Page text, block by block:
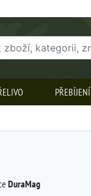
PŘEBÍJENÍ
DuraMag